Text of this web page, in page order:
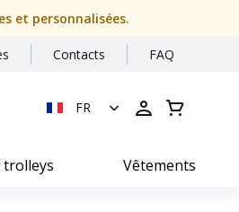
et personnalisées.
Contacts FAQ
FR
trolleys Vêtements